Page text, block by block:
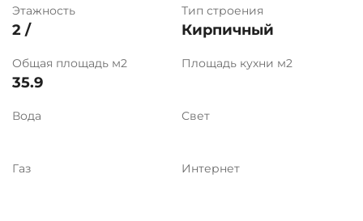
Этажность
2 /
Тип строения
Кирпичный
Общая площадь м2
35.9
Площадь кухни м2
Вода Свет
Газ Интернет